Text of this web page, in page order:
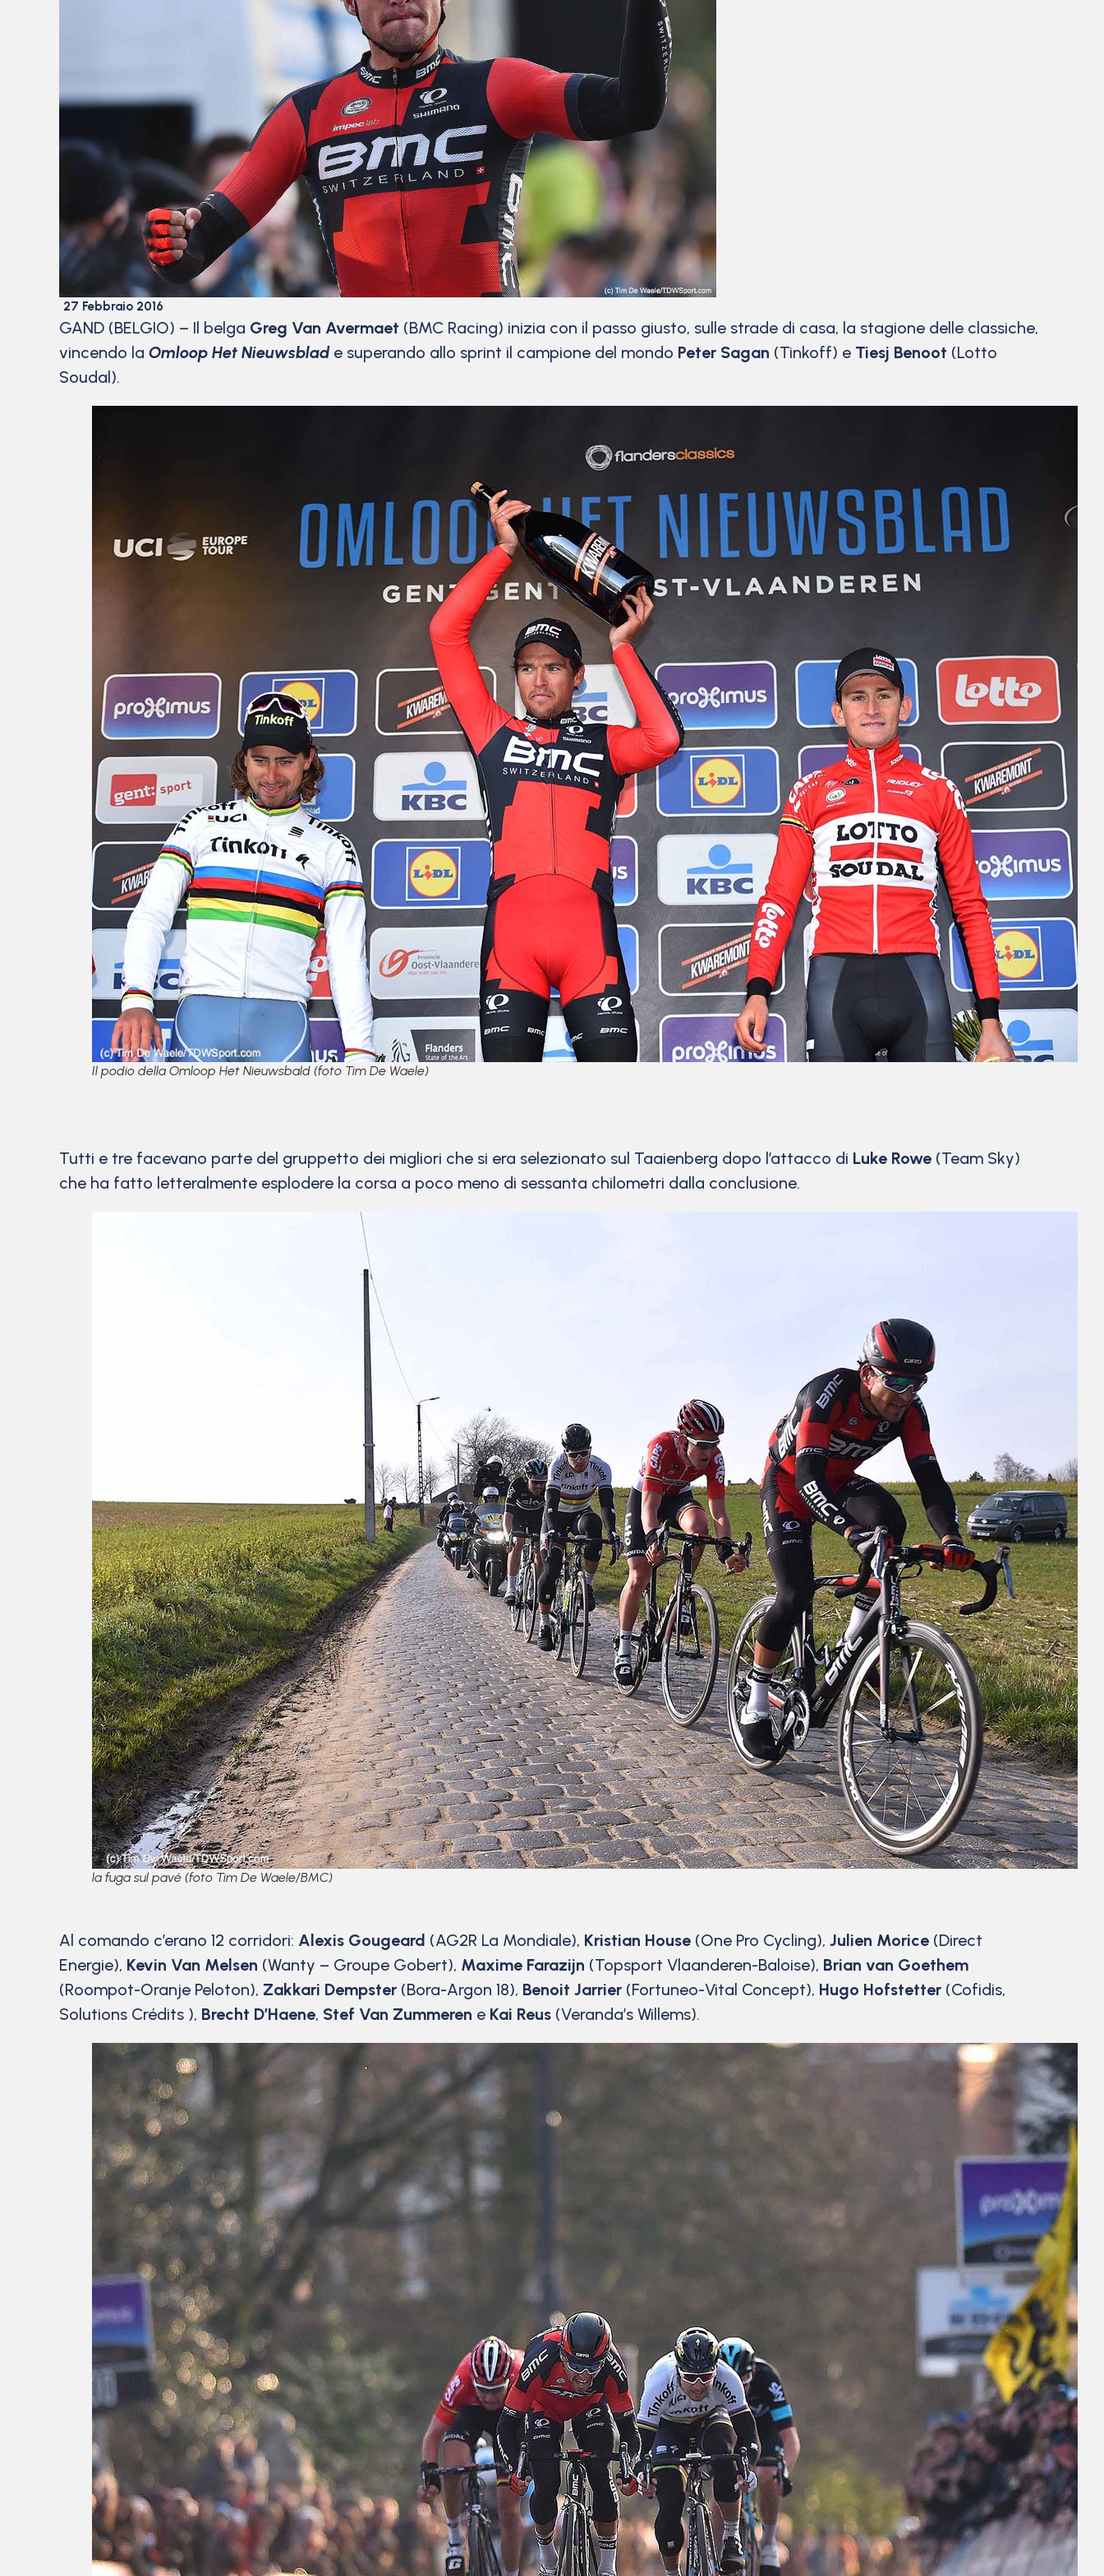
27 Febbraio 2016
GAND (BELGIO) – Il belga Greg Van Avermaet (BMC Racing) inizia con il passo giusto, sulle strade di casa, la stagione delle classiche,
vincendo la Omloop Het Nieuwsblade superando allo sprint il campione del mondo Peter Sagan (Tinkoff) e Tiesj Benoot (Lotto
Soudal).
Il podio della Omloop Het Nieuwsbald (foto Tim De Waele)
Tutti e tre facevano parte del gruppetto dei migliori che si era selezionato sul Taaienberg dopo l’attacco di Luke Rowe (Team Sky)
che ha fatto letteralmente esplodere la corsa a poco meno di sessanta chilometri dalla conclusione.
la fuga sul pavé (foto Tim De Waele/BMC)
Al comando c’erano 12 corridori: Alexis Gougeard (AG2R La Mondiale), Kristian House (One Pro Cycling), Julien Morice (Direct
Energie), Kevin Van Melsen (Wanty – Groupe Gobert), Maxime Farazijn (Topsport Vlaanderen-Baloise), Brian van Goethem
(Roompot-Oranje Peloton), Zakkari Dempster (Bora-Argon 18), Benoit Jarrier (Fortuneo-Vital Concept), Hugo Hofstetter (Cofidis,
Solutions Crédits ), Brecht D’Haene, Stef Van Zummeren e Kai Reus (Veranda’s Willems).